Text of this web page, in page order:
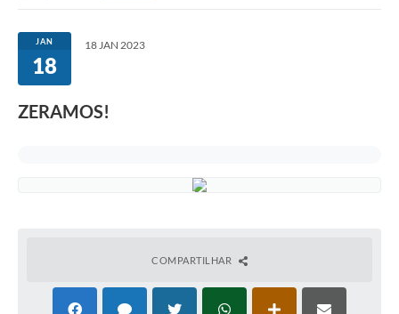
JAN
18
18 JAN 2023
ZERAMOS!
COMPARTILHAR